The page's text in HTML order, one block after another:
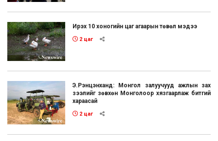
Ирэх 10 хоногийн цаг агаарын төвөл мэдээ
2 цаг
Э.Рэнцэнханд: Монгол залуучууд ажлын зах
зээлийг зөвхөн Монголоор хязгаарлаж битгий
хараасай
2 цаг